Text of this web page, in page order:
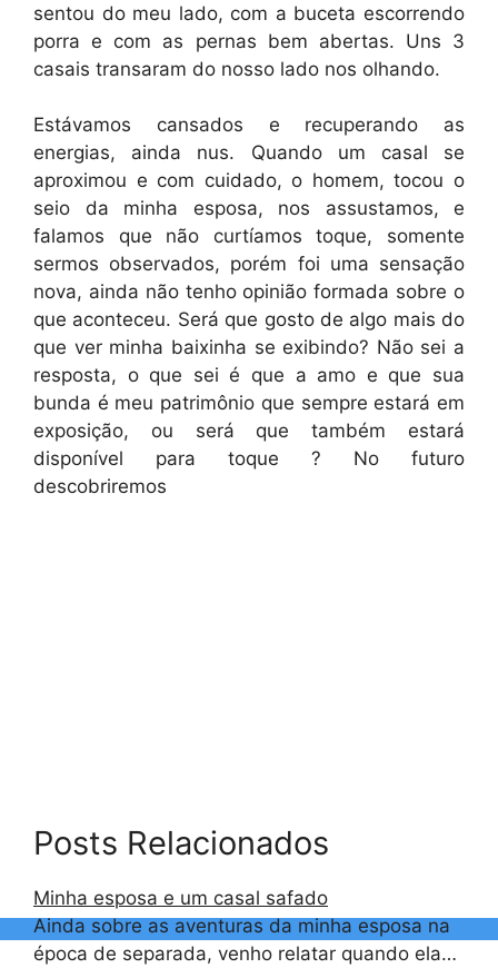
sentou do meu lado, com a buceta escorrendo
porra e com as pernas bem abertas. Uns 3
casais transaram do nosso lado nos olhando.
Estávamos cansados e recuperando as
energias, ainda nus. Quando um casal se
aproximou e com cuidado, o homem, tocou o
seio da minha esposa, nos assustamos, e
falamos que não curtíamos toque, somente
sermos observados, porém foi uma sensação
nova, ainda não tenho opinião formada sobre o
que aconteceu. Será que gosto de algo mais do
que ver minha baixinha se exibindo? Não sei a
resposta, o que sei é que a amo e que sua
bunda é meu patrimônio que sempre estará em
exposição, ou será que também estará
disponível para toque ? No futuro
descobriremos
Posts Relacionados
Minha esposa e um casal safado
Ainda sobre as aventuras da minha esposa na
época de separada, venho relatar quando ela…